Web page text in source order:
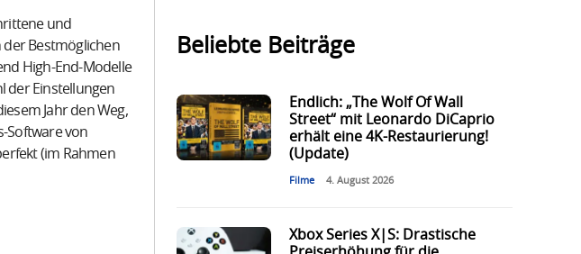
und
der Bestmöglichen
High-End-Modelle
der Einstellungen
Jahr den Weg,
Software von
(im Rahmen
Beliebte Beiträge
Endlich: „The Wolf Of Wall
Street“ mit Leonardo DiCaprio
erhält eine 4K-Restaurierung!
(Update)
Filme 4. August 2026
Xbox Series X|S: Drastische